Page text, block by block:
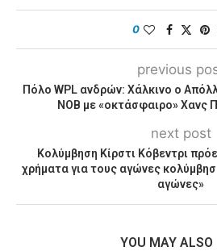
0
previous
Πόλο WPL ανδρών: Χάλκινο ο
ΝΟΒ με «οκτάσφαιρο» Χανς
next post
Κολύμβηση Κίρστι Κόβεντρι
χρήματα για τους αγώνες
αγώνες»
YOU MAY ALSO